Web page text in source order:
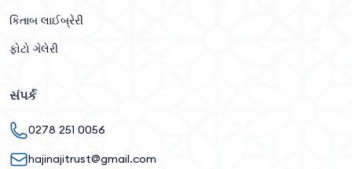
કિતાબ લાઈબ્રેરી
ફોટો ગેલેરી
સંપર્ક
0278 251 0056
hajinajitrust@gmail.com